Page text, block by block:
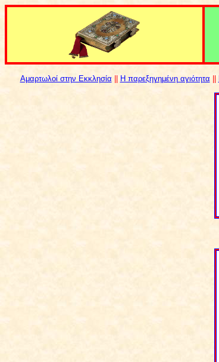
Αμαρτωλοί στην Εκκλησία H παρεξηγημένη αγιότητα